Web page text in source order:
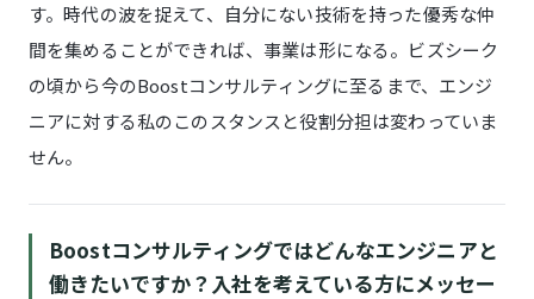
す。時代の波を捉えて、自分にない技術を持った優秀な仲
間を集めることができれば、事業は形になる。ビズシーク
の頃から今のBoostコンサルティングに至るまで、エンジ
ニアに対する私のこのスタンスと役割分担は変わっていま
せん。
Boostコンサルティングではどんなエンジニアと
働きたいですか？入社を考えている方にメッセー